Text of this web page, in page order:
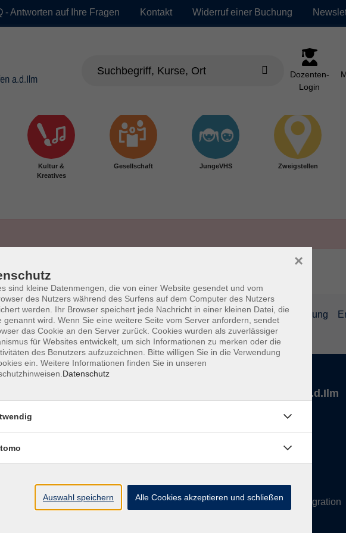
- Antworten auf Ihre Fragen Kontakt Widerruf einer Buchung
Dozenten-
Login
Kultur &
Kreatives
Gesellschaft JungeVHS Zweigstellen
Geschäftsbedingungen AGB Datenschutzerklärung Widerrufsbelehrung
vhs Landkreis Pfaffenhofen a.d.Ilm
vhs@landratsamt-paf.de
Tel: 08441 27 4000- vhs Büro
Tel: 08441 27 4008- Deutsch/Integration
sind kleine Datenmengen, die von einer Website gesendet und vom
des Nutzers während des Surfens auf dem Computer des Nutzers
werden. Ihr Browser speichert jede Nachricht in einer kleinen Datei, die
genannt wird. Wenn Sie eine weitere Seite vom Server anfordern, sendet
das Cookie an den Server zurück. Cookies wurden als zuverlässiger
für Websites entwickelt, um sich Informationen zu merken oder die
des Benutzers aufzuzeichnen. Bitte willigen Sie in die Verwendung
ein. Weitere Informationen finden Sie in unseren
Datenschutz
×
Auswahl speichern Alle Cookies akzeptieren und schließen